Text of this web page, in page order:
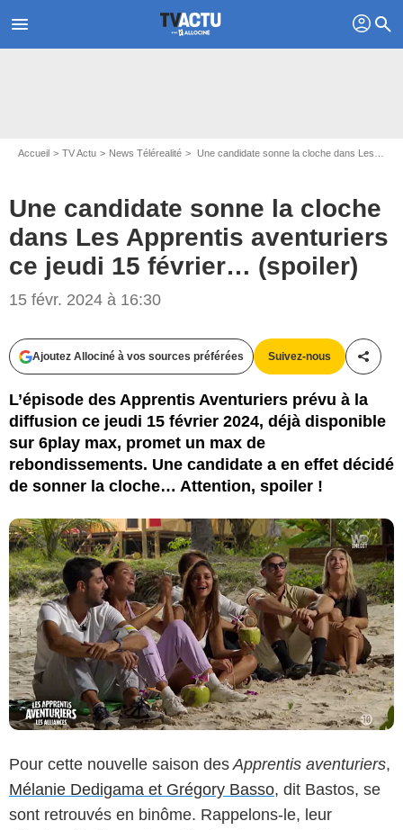
menu profil search
Accueil TV Actu News Télérealité Une candidate sonne la cloche dans Les Apprentis aventuriers ce jeudi 15 février… (spoiler)
Une candidate sonne la cloche
dans Les Apprentis aventuriers
ce jeudi 15 février… (spoiler)
15 févr. 2024 à 16:30
Ajoutez Allociné à vos sources préférées Suivez-nous
L’épisode des Apprentis Aventuriers prévu à la
diffusion ce jeudi 15 février 2024, déjà disponible
sur 6play max, promet un max de
rebondissements. Une candidate a en effet décidé
de sonner la cloche… Attention, spoiler !
Pour cette nouvelle saison desApprentis aventuriers,
Mélanie Dedigama et Grégory Basso, dit Bastos, se
sont retrouvés en binôme. Rappelons-le, leur